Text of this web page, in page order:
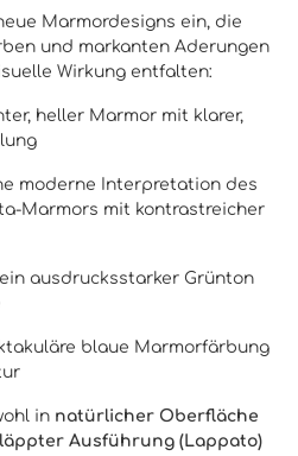
Marmordesigns ein, die
und markanten Aderungen
Wirkung entfalten:
heller Marmor mit klarer,
moderne Interpretation des
Marmors mit kontrastreicher
ein ausdrucksstarker Grünton
blaue Marmorfärbung
in natürlicher Oberfläche
Ausführung (Lappato)